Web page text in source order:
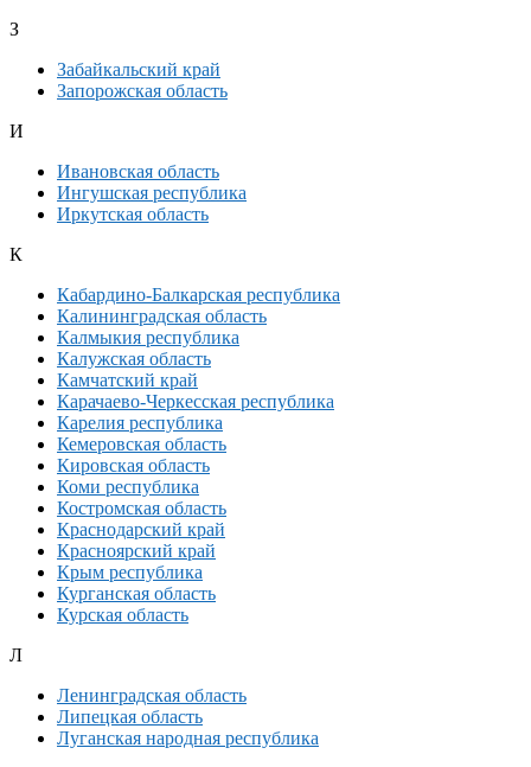
З
Забайкальский край
Запорожская область
И
Ивановская область
Ингушская республика
Иркутская область
К
Кабардино-Балкарская республика
Калининградская область
Калмыкия республика
Калужская область
Камчатский край
Карачаево-Черкесская республика
Карелия республика
Кемеровская область
Кировская область
Коми республика
Костромская область
Краснодарский край
Красноярский край
Крым республика
Курганская область
Курская область
Л
Ленинградская область
Липецкая область
Луганская народная республика